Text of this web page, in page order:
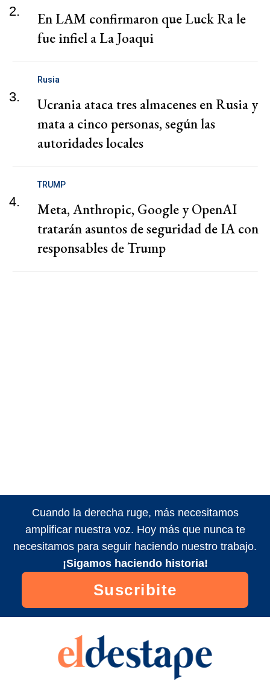
2.
En LAM confirmaron que Luck Ra le
fue infiel a La Joaqui
3.
Rusia
Ucrania ataca tres almacenes en Rusia y
mata a cinco personas, según las
autoridades locales
4.
TRUMP
Meta, Anthropic, Google y OpenAI
tratarán asuntos de seguridad de IA con
responsables de Trump
Cuando la derecha ruge, más necesitamos
amplificar nuestra voz. Hoy más que nunca te
necesitamos para seguir haciendo nuestro trabajo.
¡Sigamos haciendo historia!
Suscribite